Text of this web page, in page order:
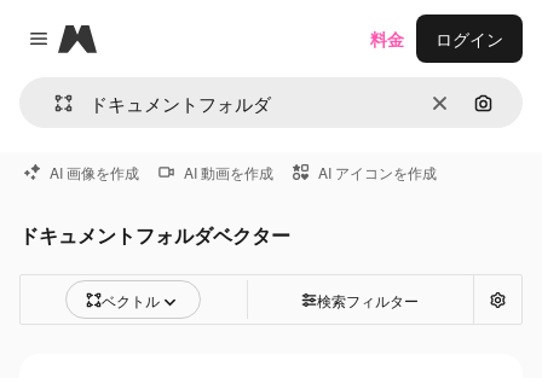
Close menu
Magnific
消去 画像で
料金 ログイン
AI 画像を作成 AI 動画を作成 AI アイコンを作成
ドキュメントフォルダベクター
ベクトル 検索フィルター